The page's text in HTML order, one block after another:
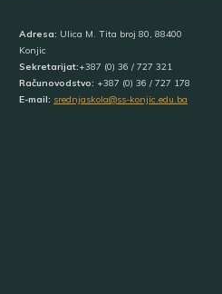
Adresa: Ulica M. Tita broj 80, 88400
Konjic
Sekretarijat:+387 (0) 36 / 727 321
Računovodstvo: +387 (0) 36 / 727 178
E-mail: srednjaskola@ss-konjic.edu.ba